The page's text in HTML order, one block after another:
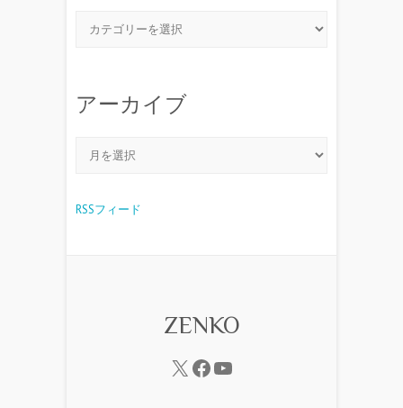
アーカイブ
RSSフィード
ZENKO